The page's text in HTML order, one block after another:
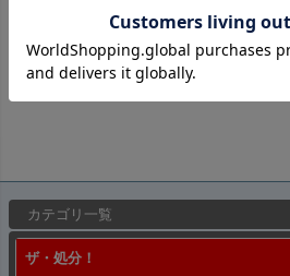
レビューを書く
カテゴリ一覧
ザ・処分！